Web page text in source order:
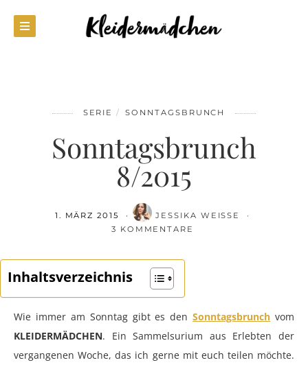
SERIE SONNTAGSBRUNCH
Sonntagsbrunch
8/2015
1. MÄRZ 2015
JESSIKA WEISSE
3 KOMMENTARE
Inhaltsverzeichnis
Wie immer am Sonntag gibt es denSonntagsbrunch vom
KLEIDERMÄDCHEN. Ein Sammelsurium aus Erlebten der
vergangenen Woche, das ich gerne mit euch teilen möchte.